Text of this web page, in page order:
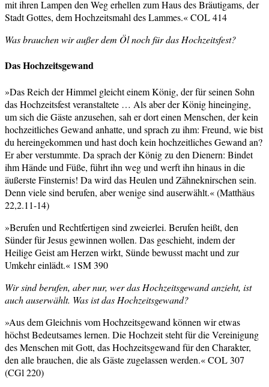
mit ihren Lampen den Weg erhellen zum Haus des Bräutigams, der
Stadt Gottes, dem Hochzeitsmahl des Lammes.« COL 414
Was brauchen wir außer dem Öl noch für das Hochzeitsfest?
Das Hochzeitsgewand
»Das Reich der Himmel gleicht einem König, der für seinen Sohn
das Hochzeitsfest veranstaltete … Als aber der König hineinging,
um sich die Gäste anzusehen, sah er dort einen Menschen, der kein
hochzeitliches Gewand anhatte, und sprach zu ihm: Freund, wie bist
du hereingekommen und hast doch kein hochzeitliches Gewand an?
Er aber verstummte. Da sprach der König zu den Dienern: Bindet
ihm Hände und Füße, führt ihn weg und werft ihn hinaus in die
äußerste Finsternis! Da wird das Heulen und Zähneknirschen sein.
Denn viele sind berufen, aber wenige sind auserwählt.« (Matthäus
22,2.11-14)
»Berufen und Rechtfertigen sind zweierlei. Berufen heißt, den
Sünder für Jesus gewinnen wollen. Das geschieht, indem der
Heilige Geist am Herzen wirkt, Sünde bewusst macht und zur
Umkehr einlädt.« 1SM 390
Wir sind berufen, aber nur, wer das Hochzeitsgewand anzieht, ist
auch auserwählt. Was ist das Hochzeitsgewand?
»Aus dem Gleichnis vom Hochzeitsgewand können wir etwas
höchst Bedeutsames lernen. Die Hochzeit steht für die Vereinigung
des Menschen mit Gott, das Hochzeitsgewand für den Charakter,
den alle brauchen, die als Gäste zugelassen werden.« COL 307
(CGl 220)